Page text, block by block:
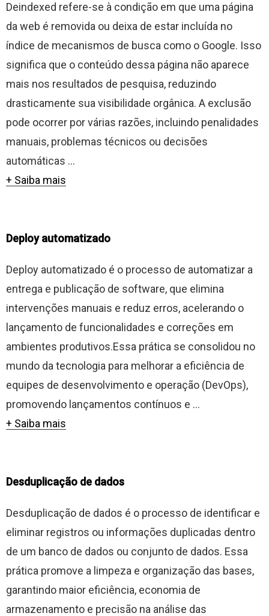
Deindexed refere-se à condição em que uma página
da web é removida ou deixa de estar incluída no
índice de mecanismos de busca como o Google. Isso
significa que o conteúdo dessa página não aparece
mais nos resultados de pesquisa, reduzindo
drasticamente sua visibilidade orgânica. A exclusão
pode ocorrer por várias razões, incluindo penalidades
manuais, problemas técnicos ou decisões
automáticas ...
+ Saiba mais
Deploy automatizado
Deploy automatizado é o processo de automatizar a
entrega e publicação de software, que elimina
intervenções manuais e reduz erros, acelerando o
lançamento de funcionalidades e correções em
ambientes produtivos.Essa prática se consolidou no
mundo da tecnologia para melhorar a eficiência de
equipes de desenvolvimento e operação (DevOps),
promovendo lançamentos contínuos e ...
+ Saiba mais
Desduplicação de dados
Desduplicação de dados é o processo de identificar e
eliminar registros ou informações duplicadas dentro
de um banco de dados ou conjunto de dados. Essa
prática promove a limpeza e organização das bases,
garantindo maior eficiência, economia de
armazenamento e precisão na análise das